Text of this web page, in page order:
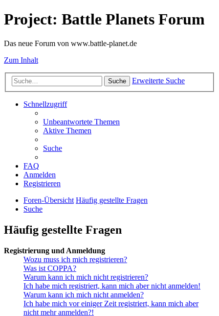
Project: Battle Planets Forum
Das neue Forum von www.battle-planet.de
Zum Inhalt
Suche Erweiterte Suche
Schnellzugriff
Unbeantwortete Themen
Aktive Themen
Suche
FAQ
Anmelden
Registrieren
Foren-Übersicht Häufig gestellte Fragen
Suche
Häufig gestellte Fragen
Registrierung und Anmeldung
Wozu muss ich mich registrieren?
Was ist COPPA?
Warum kann ich mich nicht registrieren?
Ich habe mich registriert, kann mich aber nicht anmelden!
Warum kann ich mich nicht anmelden?
Ich habe mich vor einiger Zeit registriert, kann mich aber
nicht mehr anmelden?!